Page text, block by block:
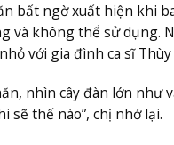
bất ngờ xuất hiện khi
và không thể sử dụng.
với gia đình ca sĩ Thùy
nhìn cây đàn lớn như
sẽ thế nào”, chị nhớ lại.